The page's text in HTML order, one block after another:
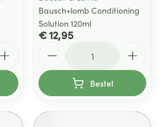
Bausch+lomb Conditioning
Solution 120ml
€ 12,95
Bestel